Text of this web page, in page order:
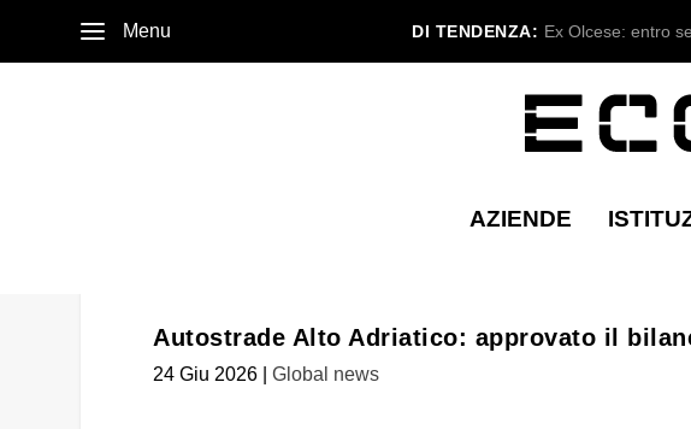
Menu DI TENDENZA: Ex Olcese: entro
AZIENDE
Autostrade Alto Adriatico: approvato il
24 Giu 2026 |Global news